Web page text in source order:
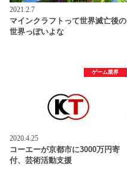
2021.2.7
マインクラフトって世界滅亡後の
世界っぽいよな
ゲーム業界
2020.4.25
コーエーが京都市に3000万円寄
付、芸術活動支援